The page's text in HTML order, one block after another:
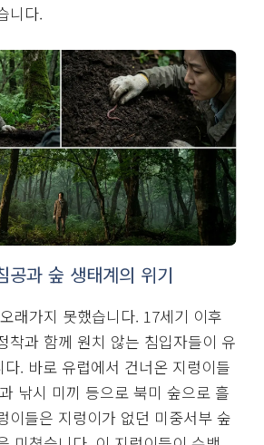
니다.
공과 숲 생태계의 위기
래가지 못했습니다. 17세기 이후
착과 함께 원치 않는 침입자들이 유
. 바로 유럽에서 건너온 지렁이들
낚시 미끼 등으로 북미 숲으로 흘
이들은 지렁이가 없던 미중서부 숲